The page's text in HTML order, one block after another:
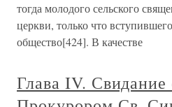
тогда молодого сельского
церкви, только что
общество[424]. В качестве
Глава IV.